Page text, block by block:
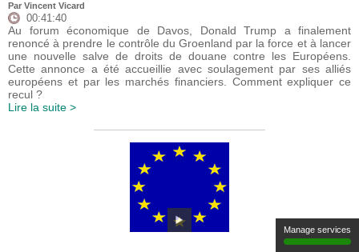
Par Vincent Vicard
00:41:40
Au forum économique de Davos, Donald Trump a finalement
renoncé à prendre le contrôle du Groenland par la force et à lancer
une nouvelle salve de droits de douane contre les Européens.
Cette annonce a été accueillie avec soulagement par ses alliés
européens et par les marchés financiers. Comment expliquer ce
recul ?
Lire la suite >
Manage services